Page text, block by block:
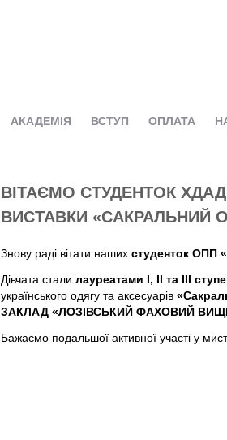
АКАДЕМІЯ ВСТУП ОПЛАТА
ВІТАЄМО СТУДЕНТОК
ВИСТАВКИ «САКРАЛЬНИЙ
Знову раді вітати наших студенток ОПП
Дівчата стали лауреатами І, ІІ та ІІІ
українського одягу та аксесуарів
ЗАКЛАД «ЛОЗІВСЬКИЙ ФАХОВИЙ
Бажаємо подальшої активної участі у